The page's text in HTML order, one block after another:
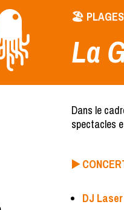
🏖️
La
Dans le
spectacles
▶️
DJ Laser